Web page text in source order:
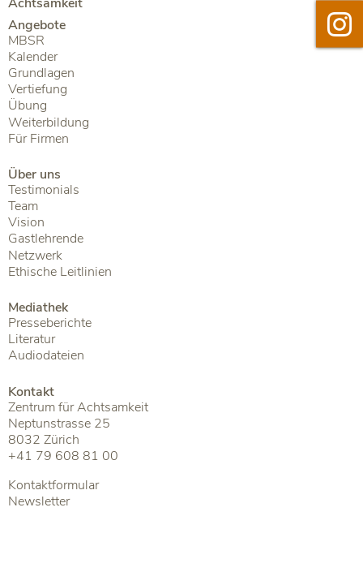
Angebote
MBSR
Kalender
Grundlagen
Vertiefung
Übung
Weiterbildung
Für Firmen
Über uns
Testimonials
Team
Vision
Gastlehrende
Netzwerk
Ethische Leitlinien
Mediathek
Presseberichte
Literatur
Audiodateien
Kontakt
Zentrum für Achtsamkeit
Neptunstrasse 25
8032 Zürich
+41 79 608 81 00
Kontaktformular
Newsletter
